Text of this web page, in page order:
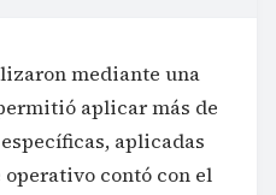
mediante una
aplicar más de
aplicadas
contó con el